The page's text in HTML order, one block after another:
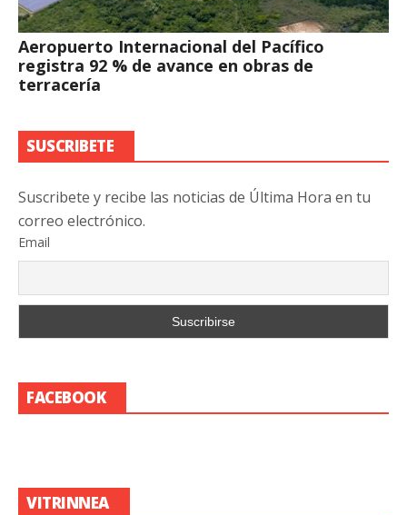
Aeropuerto Internacional del Pacífico
registra 92 % de avance en obras de
terracería
SUSCRIBETE
Suscribete y recibe las noticias de Última Hora en tu
correo electrónico.
Email
FACEBOOK
VITRINNEA